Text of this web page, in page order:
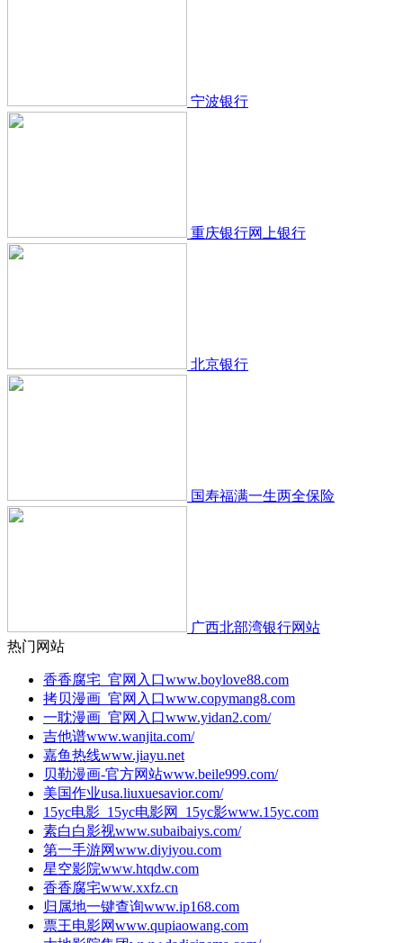
宁波银行
重庆银行网上银行
北京银行
国寿福满一生两全保险
广西北部湾银行网站
热门网站
香香腐宅_官网入口www.boylove88.com
拷贝漫画_官网入口www.copymang8.com
一耽漫画_官网入口www.yidan2.com/
吉他谱www.wanjita.com/
嘉鱼热线www.jiayu.net
贝勒漫画-官方网站www.beile999.com/
美国作业usa.liuxuesavior.com/
15yc电影_15yc电影网_15yc影www.15yc.com
素白白影视www.subaibaiys.com/
第一手游网www.diyiyou.com
星空影院www.htqdw.com
香香腐宅www.xxfz.cn
归属地一键查询www.ip168.com
票王电影网www.qupiaowang.com